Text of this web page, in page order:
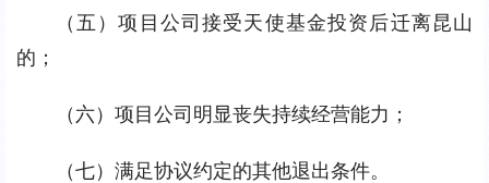
（五）项目公司接受天使基金投资后迁离昆山
的；
（六）项目公司明显丧失持续经营能力；
（七）满足协议约定的其他退出条件。